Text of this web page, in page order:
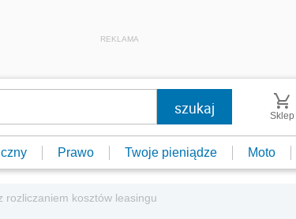
REKLAMA
Sklep
Prawo Twoje pieniądze Moto
rozliczaniem kosztów leasingu